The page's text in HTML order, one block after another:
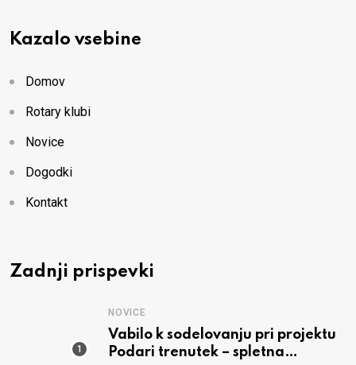
Kazalo vsebine
Domov
Rotary klubi
Novice
Dogodki
Kontakt
Zadnji prispevki
NOVICE
Vabilo k sodelovanju pri projektu
Podari trenutek – spletna